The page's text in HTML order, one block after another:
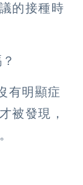
的接種時
有明顯症
被發現，